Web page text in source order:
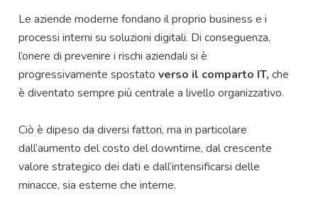
Le aziende moderne fondano il proprio business e i
processi interni su soluzioni digitali. Di conseguenza,
l’onere di prevenire i rischi aziendali si è
progressivamente spostato verso il comparto IT, che
è diventato sempre più centrale a livello organizzativo.
Ciò è dipeso da diversi fattori, ma in particolare
dall’aumento del costo del downtime, dal crescente
valore strategico dei dati e dall’intensificarsi delle
minacce, sia esterne che interne.